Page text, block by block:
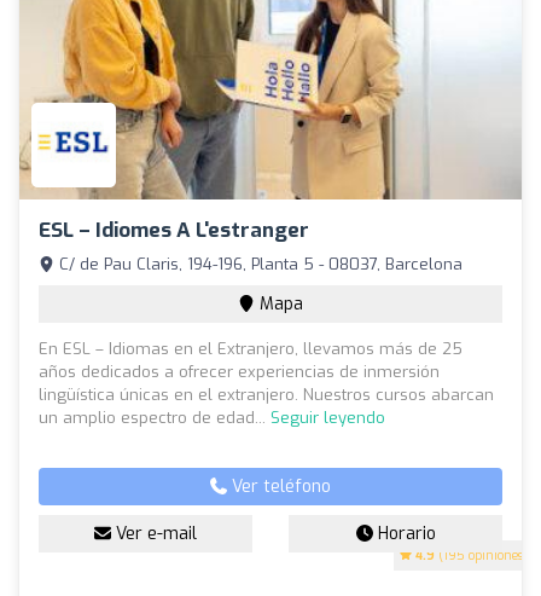
ESL – Idiomes A L'estranger
4.9 (195 opiniones)
C/ de Pau Claris, 194-196, Planta 5 - 08037, Barcelona
Mapa
En ESL – Idiomas en el Extranjero, llevamos más de 25
años dedicados a ofrecer experiencias de inmersión
lingüística únicas en el extranjero. Nuestros cursos abarcan
un amplio espectro de edad... Seguir leyendo
Ver teléfono
Ver e-mail Horario